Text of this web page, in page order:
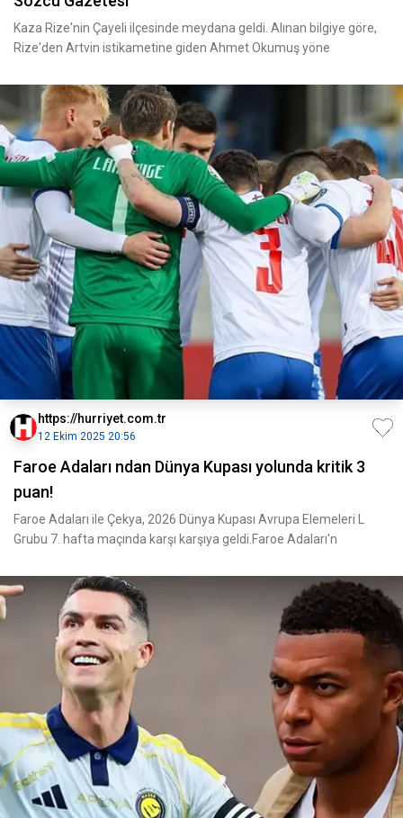
Kaza Rize'nin Çayeli ilçesinde meydana geldi. Alınan bilgiye göre,
Rize'den Artvin istikametine giden Ahmet Okumuş yöne
https://hurriyet.com.tr
12 Ekim 2025 20:56
Faroe Adaları ndan Dünya Kupası yolunda kritik 3
puan!
Faroe Adaları ile Çekya, 2026 Dünya Kupası Avrupa Elemeleri L
Grubu 7. hafta maçında karşı karşıya geldi.Faroe Adaları'n